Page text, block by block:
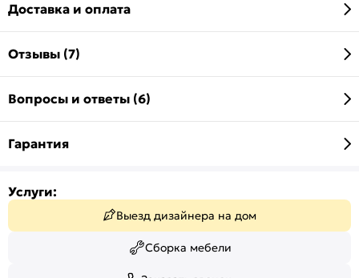
Доставка и оплата
Отзывы (7)
Вопросы и ответы (6)
Гарантия
Услуги:
Выезд дизайнера на дом
Сборка мебели